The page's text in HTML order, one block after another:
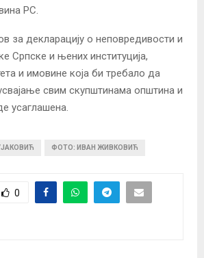
РС.
за декларацију о неповредивости и
Српске и њених институција,
и имовине која би требало да
свим скупштинама општина и
усаглашена.
ФОТО: ИВАН ЖИВКОВИЋ
0